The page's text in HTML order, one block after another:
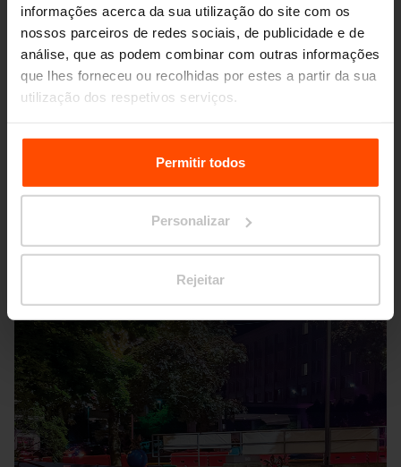
informações acerca da sua utilização do site com os
nossos parceiros de redes sociais, de publicidade e de
análise, que as podem combinar com outras informações
que lhes forneceu ou recolhidas por estes a partir da sua
utilização dos respetivos serviços.
Para mais informações, por favor visitePrinciples
Relating to the Processing Personal Data.
Permitir todos
Personalizar
Rejeitar
Seattle – Popup park